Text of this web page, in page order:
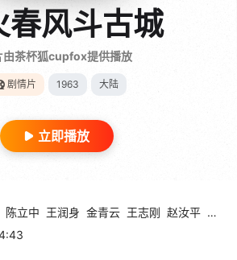
春风斗古城
由茶杯狐cupfox提供播放
剧情片 1963 大陆
立即播放
陈立中 王润身 金青云 王志刚 赵汝平 王俊